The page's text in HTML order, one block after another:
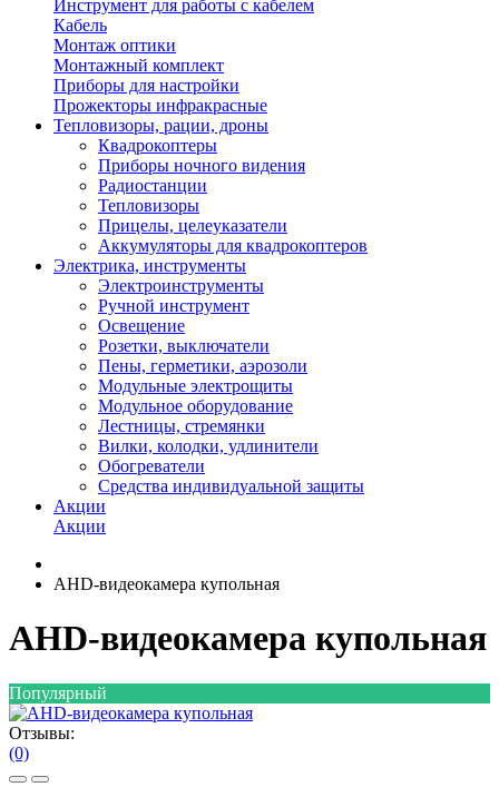
Инструмент для работы с кабелем
Кабель
Монтаж оптики
Монтажный комплект
Приборы для настройки
Прожекторы инфракрасные
Тепловизоры, рации, дроны
Квадрокоптеры
Приборы ночного видения
Радиостанции
Тепловизоры
Прицелы, целеуказатели
Аккумуляторы для квадрокоптеров
Электрика, инструменты
Электроинструменты
Ручной инструмент
Освещение
Розетки, выключатели
Пены, герметики, аэрозоли
Модульные электрощиты
Модульное оборудование
Лестницы, стремянки
Вилки, колодки, удлинители
Обогреватели
Средства индивидуальной защиты
Акции
Акции
AHD-видеокамера купольная
AHD-видеокамера купольная
Популярный
Отзывы:
(0)